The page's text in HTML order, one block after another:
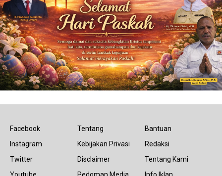
Facebook
Instagram
Twitter
Tentang
Kebijakan Privasi
Disclaimer
Bantuan
Redaksi
Tentang Kami